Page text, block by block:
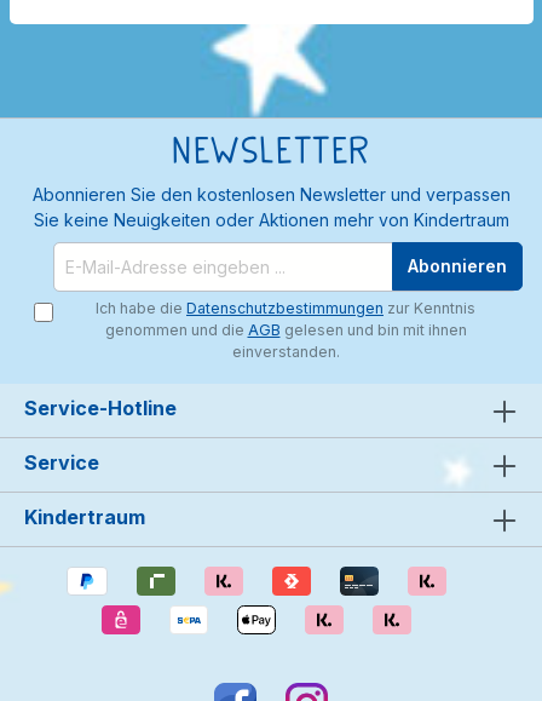
Newsletter
Abonnieren Sie den kostenlosen Newsletter und verpassen
Sie keine Neuigkeiten oder Aktionen mehr von Kindertraum
Abonnieren
Ich habe die Datenschutzbestimmungen zur Kenntnis
genommen und die AGB gelesen und bin mit ihnen
einverstanden.
Service-Hotline
Service
Kindertraum